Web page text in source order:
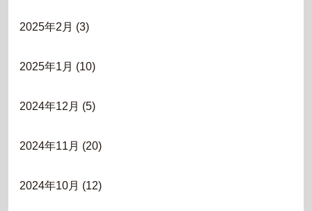
2025年2月 (3)
2025年1月 (10)
2024年12月 (5)
2024年11月 (20)
2024年10月 (12)